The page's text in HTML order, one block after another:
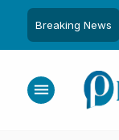
Breaking News
Gelar Sulo
menu